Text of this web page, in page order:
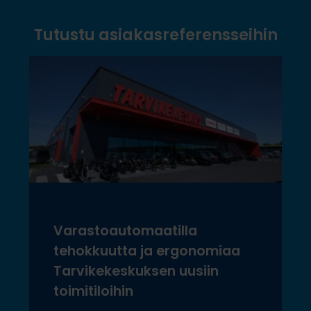
Tutustu asiakasreferensseihin
Varastoautomaatilla
tehokkuutta ja ergonomiaa
Tarvikekeskuksen uusiin
toimitiloihin